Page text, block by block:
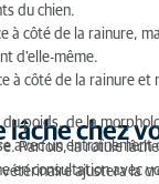
du chien.
à côté de la rainure,
d'elle-même.
à côté de la rainure
chez
poids, de la
avec un
Parfois, la rotule
en consultation avec
ajustera la